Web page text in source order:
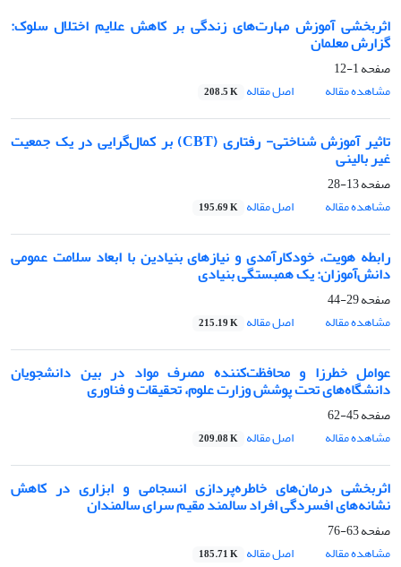
اثربخشی آموزش مهارت‌های زندگی بر کاهش علایم اختلال سلوک:
گزارش معلمان
صفحه1-12
مشاهده مقاله
اصل مقاله 208.5 K
تاثیر آموزش شناختی- رفتاری (CBT) بر کمال‌گرایی در یک جمعیت
غیر بالینی
صفحه13-28
مشاهده مقاله
اصل مقاله 195.69 K
رابطه هویت، خودکارآمدی و نیازهای بنیادین با ابعاد سلامت عمومی
دانش‌آموزان: یک همبستگی بنیادی
صفحه29-44
مشاهده مقاله
اصل مقاله 215.19 K
عوامل خطرزا و محافظت‌کننده مصرف مواد در بین دانشجویان
دانشگاه‌های تحت پوشش وزارت علوم، تحقیقات و فناوری
صفحه45-62
مشاهده مقاله
اصل مقاله 209.08 K
اثربخشی درمان‌های خاطره‌پردازی انسجامی و ابزاری در کاهش
نشانه‌های افسردگی افراد سالمند مقیم سرای سالمندان
صفحه63-76
مشاهده مقاله
اصل مقاله 185.71 K